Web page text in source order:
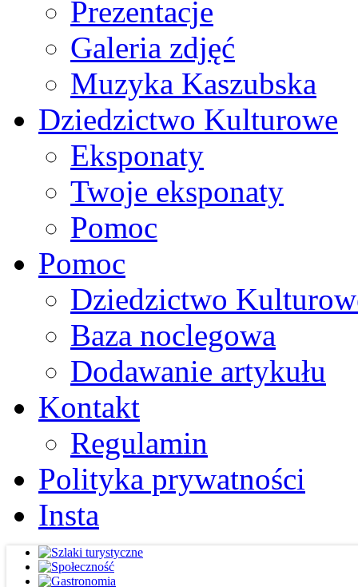
Prezentacje
Galeria zdjęć
Muzyka Kaszubska
Dziedzictwo Kulturowe
Eksponaty
Twoje eksponaty
Pomoc
Pomoc
Dziedzictwo
Baza noclegowa
Dodawanie artykułu
Kontakt
Regulamin
Polityka prywatności
Insta